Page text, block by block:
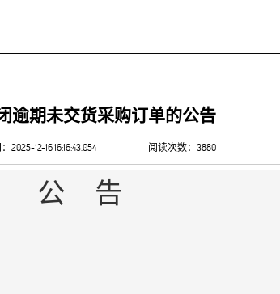
逾期未交货采购订单的公告
2025-12-16 16:16:43.054 阅读次数：3880
公 告